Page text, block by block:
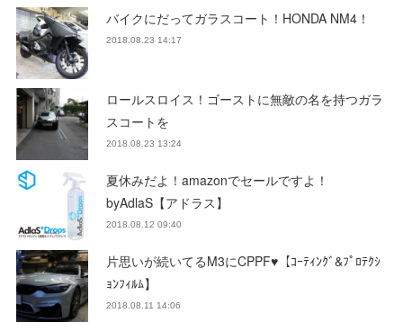
バイクにだってガラスコート！HONDA NM4！
2018.08.23 14:17
ロールスロイス！ゴーストに無敵の名を持つガラ
スコートを
2018.08.23 13:24
夏休みだよ！amazonでセールですよ！
byAdlaS【アドラス】
2018.08.12 09:40
片思いが続いてるM3にCPPF♥【ｺｰﾃｨﾝｸﾞ&ﾌﾟﾛﾃｸｼ
ｮﾝﾌｨﾙﾑ】
2018.08.11 14:06